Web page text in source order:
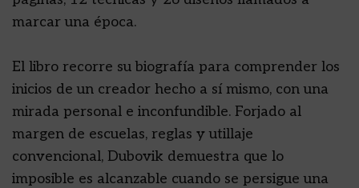
marcar una época.
El libro recorre su biografía para comprender los
inicios de un creador hecho a sí mismo, con una
mirada personal e inconfundible. Forjado al
margen de escuelas, reglas y utillaje
convencional, Dubovik demuestra que lo
imposible es alcanzable cuando se persigue una